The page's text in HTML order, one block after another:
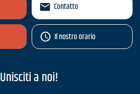
Contatto
Il nostro orario
Unisciti a noi!